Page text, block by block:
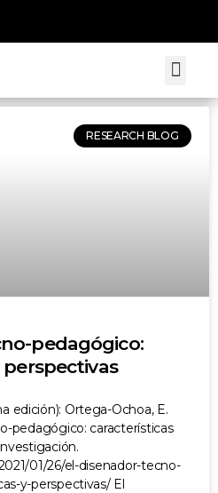
RESEARCH BLOG
pedagógico:
edición): Ortega-Ochoa, E.
pedagógico: características
01/26/el-disenador-tecno-
y-perspectivas/ El